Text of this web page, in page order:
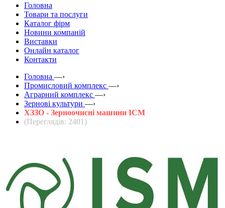
Головна
Товари та послуги
Каталог фірм
Новини компаній
Виставки
Онлайн каталог
Контакти
Головна —›
Промисловий комплекс —›
Аграрний комплекс —›
Зернові культури —›
ХЗЗО - Зерноочисні машини ІСМ
(Переглядів: 2401)